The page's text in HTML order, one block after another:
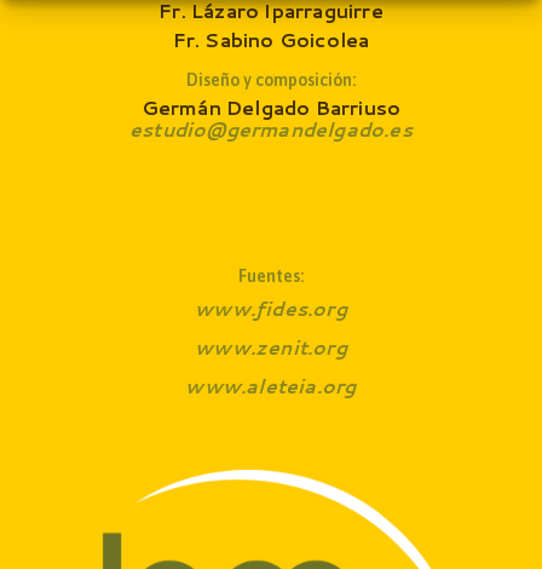
Fr. Lázaro Iparraguirre
Fr. Sabino Goicolea
Diseño y composición:
Germán Delgado Barriuso
estudio@germandelgado.es
Fuentes:
www.fides.org
www.zenit.org
www.aleteia.org